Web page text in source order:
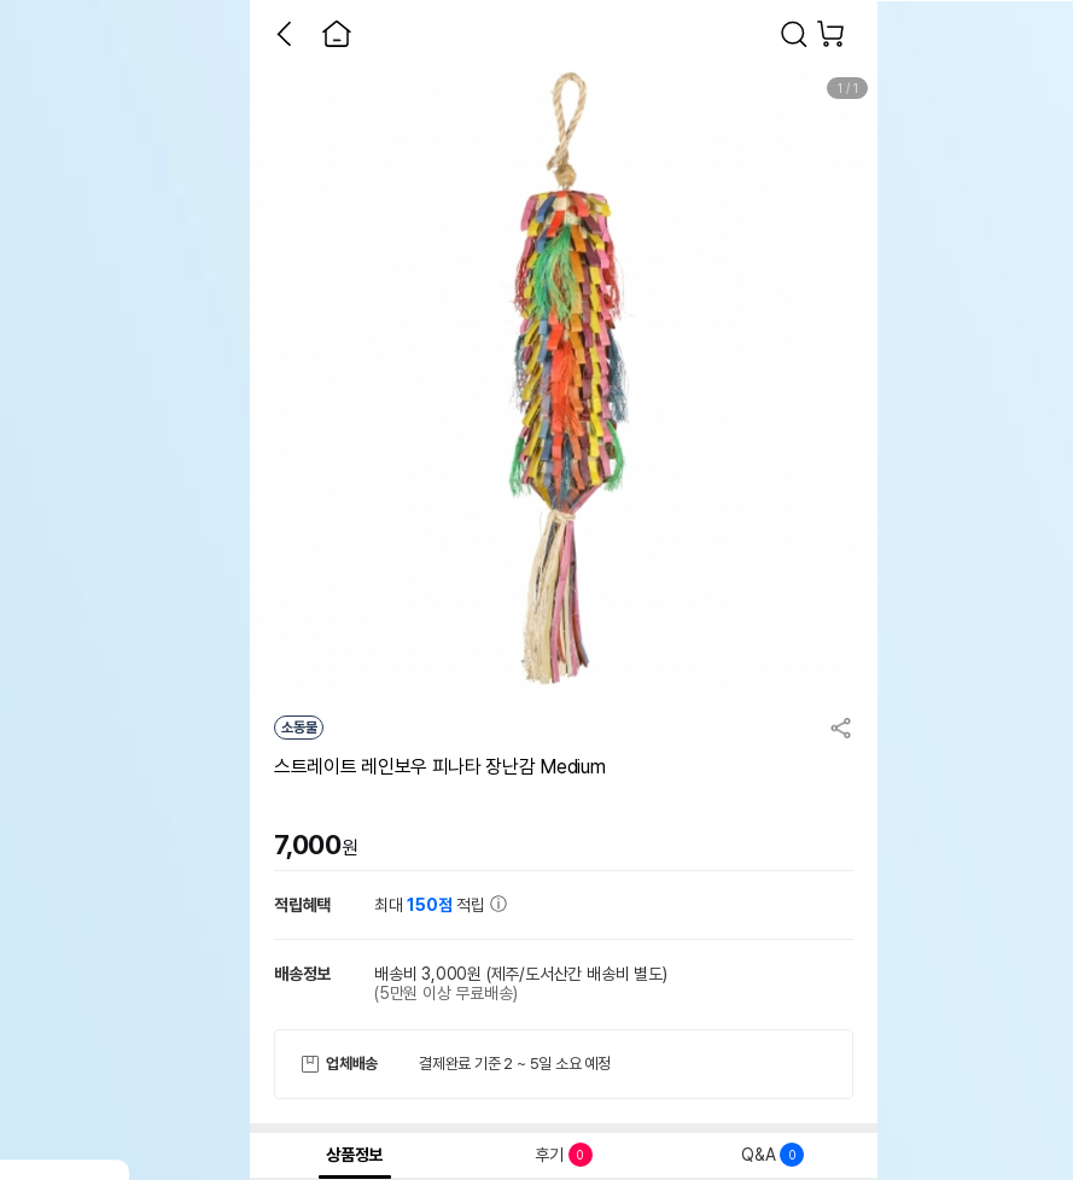
1 / 1
소동물
스트레이트 레인보우 피나타 장난감 Medium
7,000원
적립혜택 최대150점 적립
배송정보 배송비 3,000원 (제주/도서산간 배송비 별도)
(5만원 이상 무료배송)
업체배송 결제완료 기준 2 ~ 5일 소요 예정
상품정보 후기 0 Q&A 0